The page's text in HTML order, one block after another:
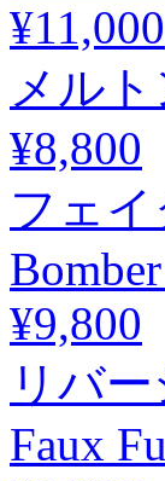
¥11,000
メル
¥8,800
フェ
¥9,800
リバ
Faux